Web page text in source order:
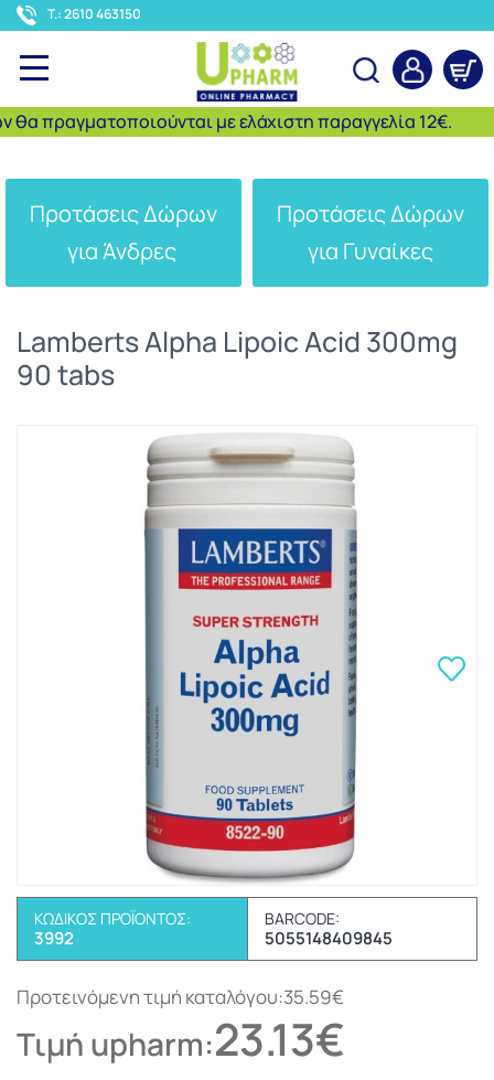
T.: 2610 463150
με ελάχιστη παραγγελία 12€.
Αναζήτηση
Προτάσεις Δώρων
για Άνδρες
Προτάσεις Δώρων
για Γυναίκες
Lamberts Alpha Lipoic Acid 300mg
90 tabs
ΚΩΔΙΚΌΣ ΠΡΟΪΌΝΤΟΣ:
3992
BARCODE:
5055148409845
Προτεινόμενη τιμή καταλόγου:35.59€
Τιμή upharm:23.13€